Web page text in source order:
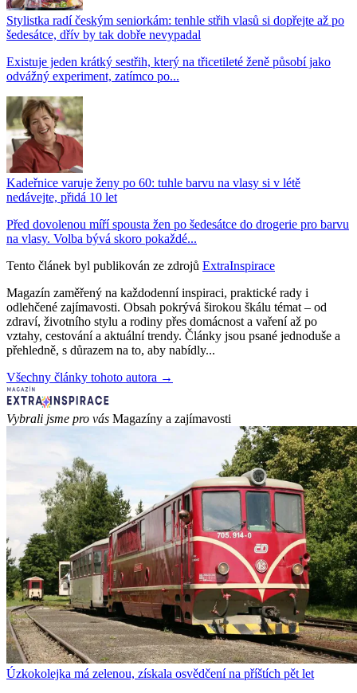
Stylistka radí českým seniorkám: tenhle střih vlasů si dopřejte až po
šedesátce, dřív by tak dobře nevypadal
Existuje jeden krátký sestřih, který na třicetileté ženě působí jako
odvážný experiment, zatímco po...
Kadeřnice varuje ženy po 60: tuhle barvu na vlasy si v létě
nedávejte, přidá 10 let
Před dovolenou míří spousta žen po šedesátce do drogerie pro barvu
na vlasy. Volba bývá skoro pokaždé...
Tento článek byl publikován ze zdrojů ExtraInspirace
Magazín zaměřený na každodenní inspiraci, praktické rady i
odlehčené zajímavosti. Obsah pokrývá širokou škálu témat – od
zdraví, životního stylu a rodiny přes domácnost a vaření až po
vztahy, cestování a aktuální trendy. Články jsou psané jednoduše a
přehledně, s důrazem na to, aby nabídly...
Všechny články tohoto autora →
Vybrali jsme pro vás Magazíny a zajímavosti
Úzkokolejka má zelenou, získala osvědčení na příštích pět let